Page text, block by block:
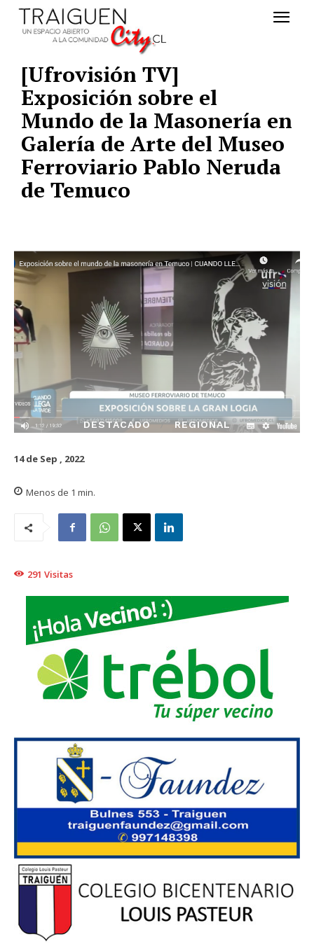
[Ufrovisión TV]
Exposición sobre el
Mundo de la Masonería en
Galería de Arte del Museo
Ferroviario Pablo Neruda
de Temuco
DESTACADO REGIONAL
14 de Sep , 2022
Menos de 1 min.
291 Visitas